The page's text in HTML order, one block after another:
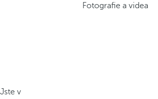
Fotografie a videa
Jste v